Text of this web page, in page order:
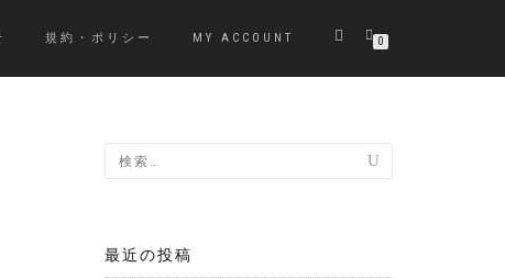
規約・ポリシー MY ACCOUNT 0
最近の投稿